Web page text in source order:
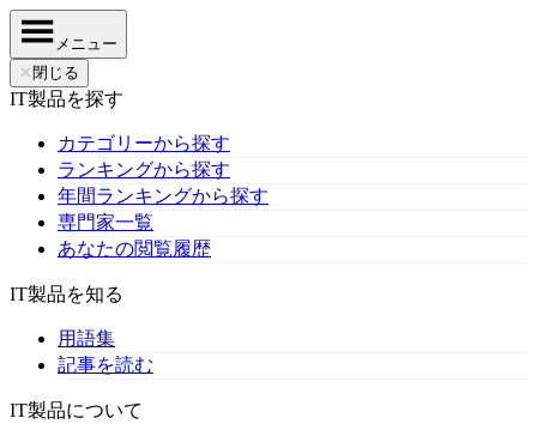
メニュー
✕ 閉じる
IT製品を探す
カテゴリーから探す
ランキングから探す
年間ランキングから探す
専門家一覧
あなたの閲覧履歴
IT製品を知る
用語集
記事を読む
IT製品について